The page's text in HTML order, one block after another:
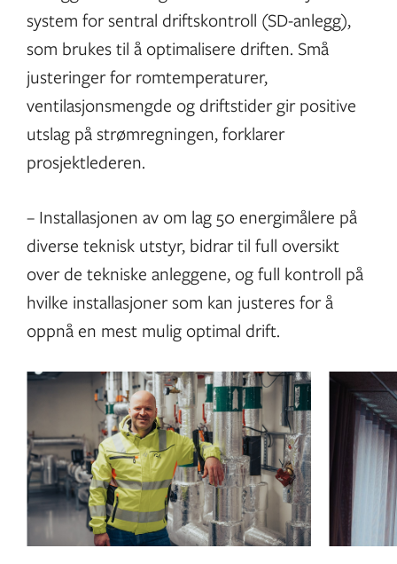
system for sentral driftskontroll (SD-anlegg),
som brukes til å optimalisere driften. Små
justeringer for romtemperaturer,
ventilasjonsmengde og driftstider gir positive
utslag på strømregningen, forklarer
prosjektlederen.
– Installasjonen av om lag 50 energimålere på
diverse teknisk utstyr, bidrar til full oversikt
over de tekniske anleggene, og full kontroll på
hvilke installasjoner som kan justeres for å
oppnå en mest mulig optimal drift.